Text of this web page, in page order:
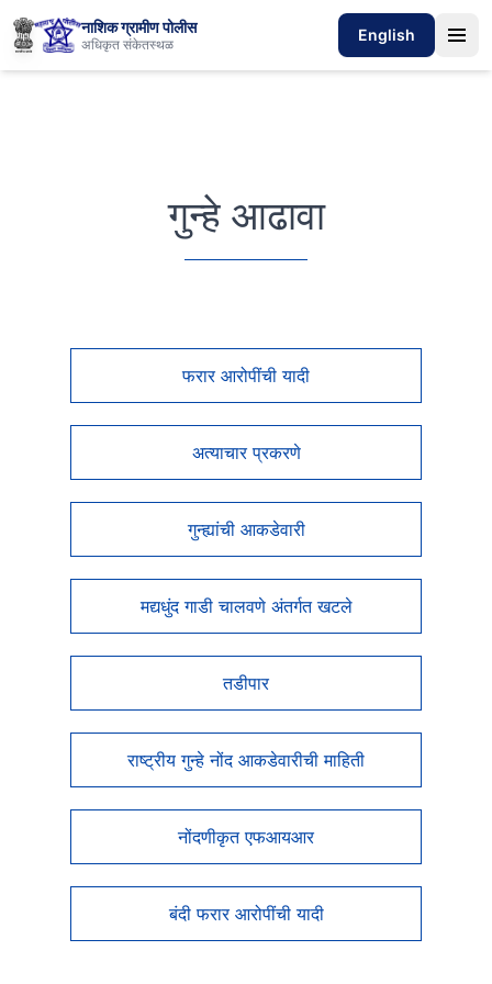
नाशिक ग्रामीण पोलीस
अधिकृत संकेतस्थळ
English
गुन्हे आढावा
फरार आरोपींची यादी
अत्याचार प्रकरणे
गुन्ह्यांची आकडेवारी
मद्यधुंद गाडी चालवणे अंतर्गत खटले
तडीपार
राष्ट्रीय गुन्हे नोंद आकडेवारीची माहिती
नोंदणीकृत एफआयआर
बंदी फरार आरोपींची यादी